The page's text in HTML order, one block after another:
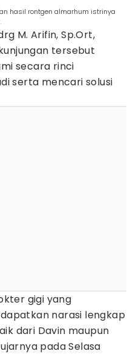
hasil rontgen almarhum istrinya
M. Arifin, Sp.Ort,
tersebut
secara rinci
serta mencari solusi
gigi yang
narasi lengkap
dari Davin maupun
pada Selasa